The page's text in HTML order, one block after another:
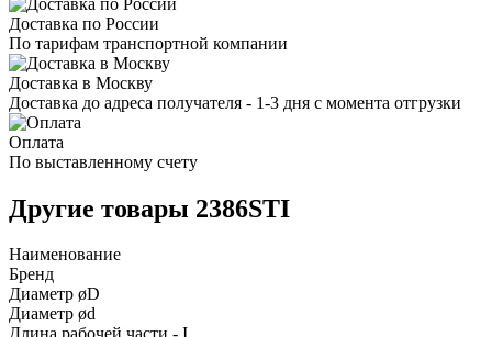
Доставка по России
По тарифам транспортной компании
Доставка в Москву
Доставка до адреса получателя - 1-3 дня с момента отгрузки
Оплата
По выставленному счету
Другие товары 2386STI
Наименование
Бренд
Диаметр øD
Диаметр ød